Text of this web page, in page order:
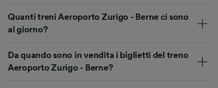
Quanti treni Aeroporto Zurigo - Berne ci sono
al giorno?
Da quando sono in vendita i biglietti del treno
Aeroporto Zurigo - Berne?